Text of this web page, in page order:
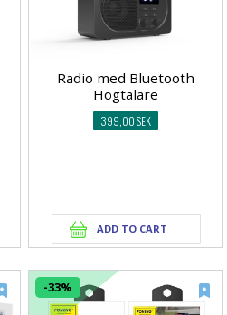
Radio med Bluetooth
Högtalare
399,00 SEK
-33%